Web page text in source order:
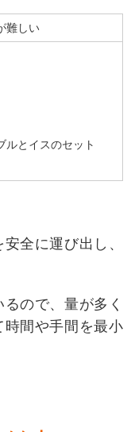
難しい
ルとイスのセット
全に運び出し、
ので、量が多く
間や手間を最小